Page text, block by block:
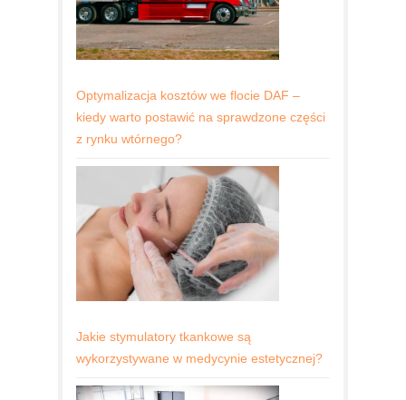
Optymalizacja kosztów we flocie DAF –
kiedy warto postawić na sprawdzone części
z rynku wtórnego?
Jakie stymulatory tkankowe są
wykorzystywane w medycynie estetycznej?